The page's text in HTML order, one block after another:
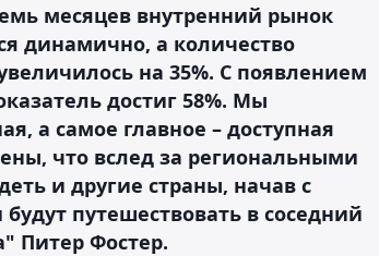
месяцев внутренний рынок
динамично, а количество
на 35%. С появлением
достиг 58%. Мы
а самое главное – доступная
что вслед за региональными
и другие страны, начав с
путешествовать в соседний
Питер Фостер.